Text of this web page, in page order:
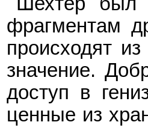
фрагментам
происходят
значение.
доступ в
ценные из